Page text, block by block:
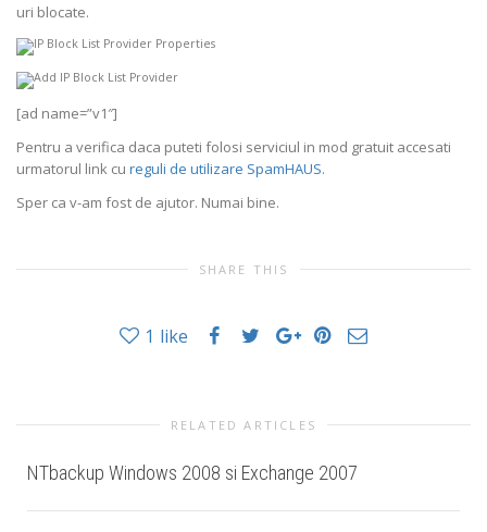
uri blocate.
[ad name=”v1″]
Pentru a verifica daca puteti folosi serviciul in mod gratuit accesati
urmatorul link cu reguli de utilizare SpamHAUS.
Sper ca v-am fost de ajutor. Numai bine.
SHARE THIS
1 like
RELATED ARTICLES
NTbackup Windows 2008 si Exchange 2007